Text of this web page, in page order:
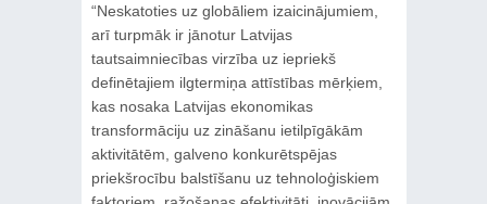
“Neskatoties uz globāliem izaicinājumiem,
arī turpmāk ir jānotur Latvijas
tautsaimniecības virzība uz iepriekš
definētajiem ilgtermiņa attīstības mērķiem,
kas nosaka Latvijas ekonomikas
transformāciju uz zināšanu ietilpīgākām
aktivitātēm, galveno konkurētspējas
priekšrocību balstīšanu uz tehnoloģiskiem